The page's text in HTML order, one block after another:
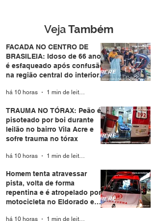
VejaTambém
FACADA NO CENTRO DE
BRASILEIA: Idoso de 66 anos
é esfaqueado após confusão
na região central do interior
há 10 horas 1 min de leitura
TRAUMA NO TÓRAX: Peão é
pisoteado por boi durante
leilão no bairro Vila Acre e
sofre trauma no tórax
há 10 horas 1 min de leitura
Homem tenta atravessar
pista, volta de forma
repentina e é atropelado por
motocicleta no Eldorado em
há 10 horas 1 min de leitura